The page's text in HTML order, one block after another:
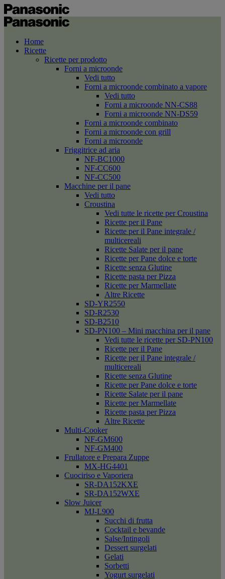
Home
Ricette
Ricette per prodotto
Forni a microonde
Vedi tutto
Forni a microonde combinato a vapore
Vedi tutto
Forni a microonde NN-CS88
Forni a microonde NN-DS59
Forni a microonde combinato
Forni a microonde con grill
Forni a microonde
Friggitrice ad aria
NF-BC1000
NF-CC600
NF-CC500
Macchine per il pane
Vedi tutto
Croustina
Vedi tutte le ricette per Croustina
Ricette per il Pane
Ricette per il Pane integrale /
multicereali
Ricette Salate per il pane
Ricette per Pane dolce e torte
Ricette senza Glutine
Ricette pasta per Pizza
Ricette per Marmellate
Altre Ricette
SD-YR2550
SD-R2530
SD-B2510
SD-PN100 – Mini macchina per il pane
Vedi tutte le ricette per SD-PN100
Ricette per il Pane
Ricette per il Pane integrale /
multicereali
Ricette senza Glutine
Ricette per Pane dolce e torte
Ricette Salate per il pane
Ricette per Marmellate
Ricette pasta per Pizza
Altre Ricette
Multi-Cooker
NF-GM600
NF-GM400
Frullatore e Prepara Zuppe
MX-HG4401
Cuociriso e Vaporiera
SR-DA152KXE
SR-DA152WXE
Slow Juicer
MJ-L900
Succhi di frutta
Cocktail e bevande
Salse/Intingoli
Dessert surgelati
Gelati
Sorbetti
Yogurt surgelati